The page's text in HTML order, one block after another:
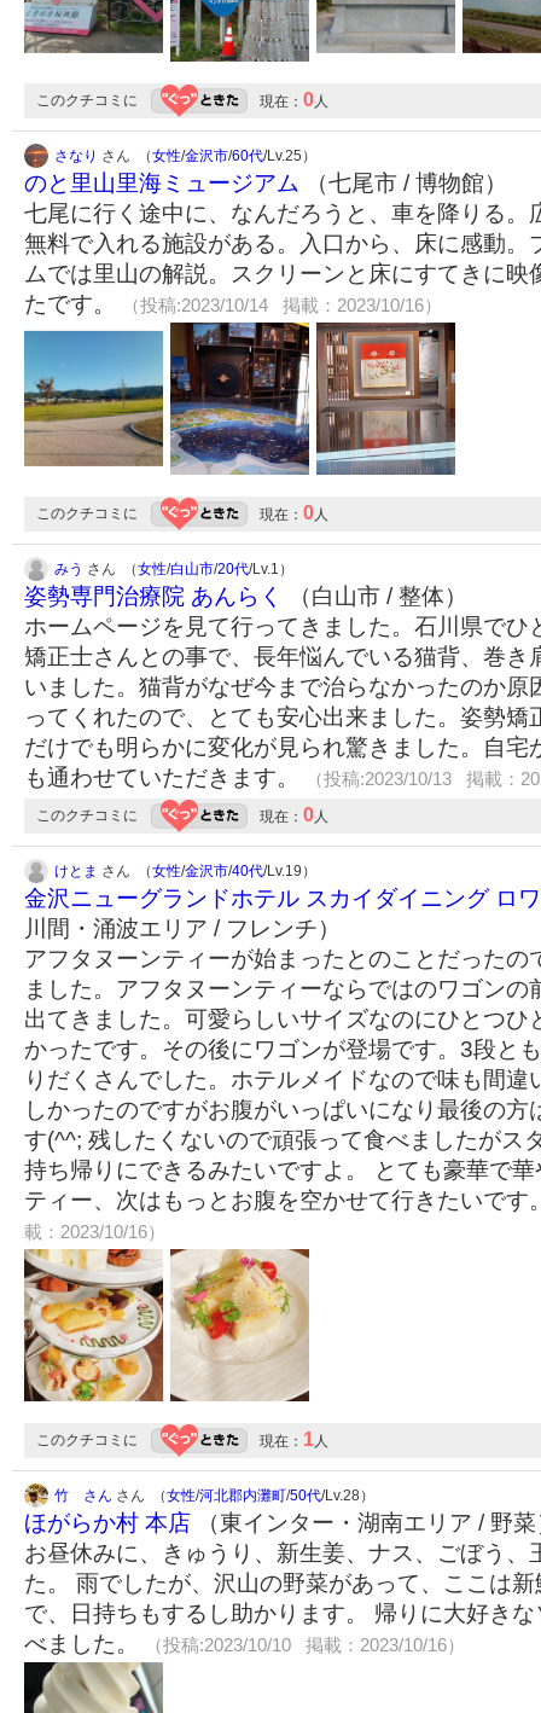
このクチコミに 現在： 0人
さなり さん （女性/金沢市/60代/Lv.25）
のと里山里海ミュージアム （七尾市 / 博物館）
七尾に行く途中に、なんだろうと、車を降りる。
無料で入れる施設がある。入口から、床に感動。
ムでは里山の解説。スクリーンと床にすてきに映
たです。
（投稿:2023/10/14 掲載：2023/10/16）
このクチコミに 現在： 0人
みう さん （女性/白山市/20代/Lv.1）
姿勢専門治療院 あんらく
（白山市 / 整体）
ホームページを見て行ってきました。石川県でひ
矯正士さんとの事で、長年悩んでいる猫背、巻き
いました。猫背がなぜ今まで治らなかったのか原
ってくれたので、とても安心出来ました。姿勢矯
だけでも明らかに変化が見られ驚きました。自宅
も通わせていただきます。
（投稿:2023/10/13 掲載：
このクチコミに 現在： 0人
けとま さん （女性/金沢市/40代/Lv.19）
金沢ニューグランドホテル スカイダイニング ロワ
川間・涌波エリア / フレンチ）
アフタヌーンティーが始まったとのことだったの
ました。アフタヌーンティーならではのワゴンの
出てきました。可愛らしいサイズなのにひとつひ
かったです。その後にワゴンが登場です。3段と
りだくさんでした。ホテルメイドなので味も間違
しかったのですがお腹がいっぱいになり最後の方
す(^^; 残したくないので頑張って食べましたがス
持ち帰りにできるみたいですよ。 とても豪華で
ティー、次はもっとお腹を空かせて行きたいです
載：2023/10/16）
このクチコミに 現在： 1人
竹 さん さん （女性/河北郡内灘町/50代/Lv.28）
ほがらか村 本店 （東インター・湖南エリア / 野
お昼休みに、きゅうり、新生姜、ナス、ごぼう、
た。 雨でしたが、沢山の野菜があって、ここは
で、日持ちもするし助かります。 帰りに大好き
べました。
（投稿:2023/10/10 掲載：2023/10/16）